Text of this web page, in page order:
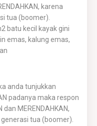
karena
tua (boomer).
batu kecil kayak gini
emas, kalung emas,
anda tunjukkan
padanya maka respon
MERENDAHKAN,
tua (boomer).